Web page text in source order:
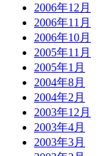
2006年12月
2006年11月
2006年10月
2005年11月
2005年1月
2004年8月
2004年2月
2003年12月
2003年4月
2003年3月